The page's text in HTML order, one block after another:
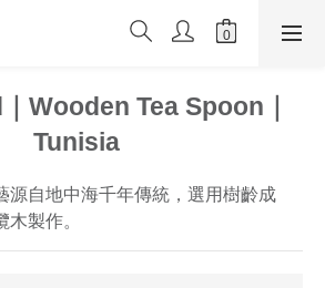
Wooden Tea Spoon｜
Tunisia
源自地中海千年傳統，選用樹齡成
製作。